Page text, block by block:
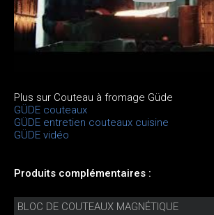
Plus sur Couteau à fromage Güde
GÜDE couteaux
GÜDE entretien couteaux cuisine
GÜDE vidéo
Produits complémentaires :
BLOC DE COUTEAUX MAGNÉTIQUE